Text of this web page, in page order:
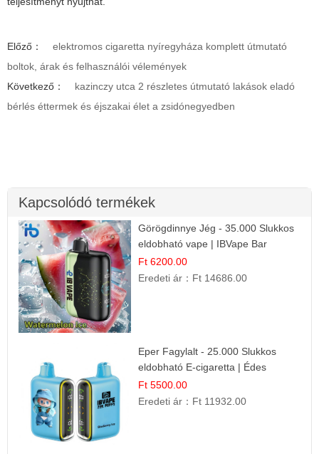
Előző：
elektromos cigaretta nyíregyháza komplett útmutató
boltok, árak és felhasználói vélemények
Következő：
kazinczy utca 2 részletes útmutató lakások eladó
bérlés éttermek és éjszakai élet a zsidónegyedben
Kapcsolódó termékek
Görögdinnye Jég - 35.000 Slukkos
eldobható vape | IBVape Bar
Frissítő Nyári Íz
Ft 6200.00
Eredeti ár： Ft 14686.00
Eper Fagylalt - 25.000 Slukkos
eldobható E-cigaretta | Édes
Desszert Íz
Ft 5500.00
Eredeti ár： Ft 11932.00